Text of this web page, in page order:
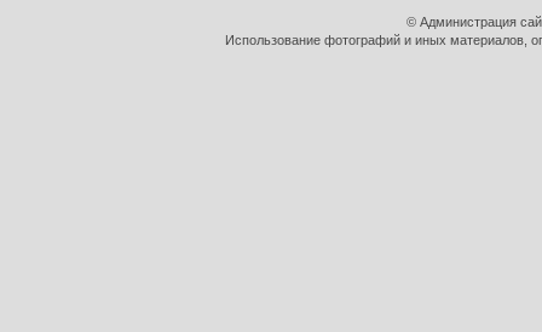
© Администрация
Использование фотографий и иных материалов,